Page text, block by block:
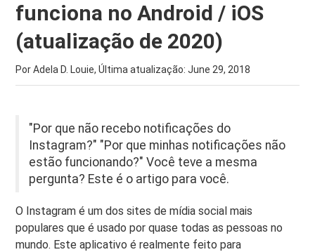
funciona no Android / iOS
(atualização de 2020)
Por Adela D. Louie, Última atualização:June 29, 2018
"Por que não recebo notificações do
Instagram?" "Por que minhas notificações não
estão funcionando?" Você teve a mesma
pergunta? Este é o artigo para você.
O Instagram é um dos sites de mídia social mais
populares que é usado por quase todas as pessoas no
mundo. Este aplicativo é realmente feito para